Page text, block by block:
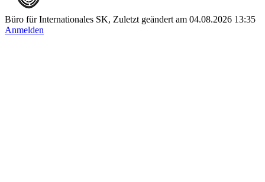
Büro für Internationales SK, Zuletzt geändert am 04.08.2026 13:35
Anmelden